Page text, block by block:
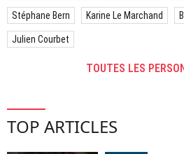
Stéphane Bern Karine Le Marchand
Julien Courbet
TOUTES LES
TOP ARTICLES